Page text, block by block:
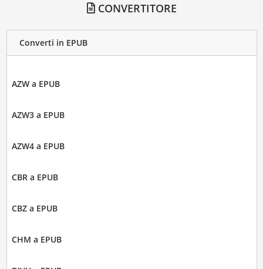
CONVERTITORE
Converti in EPUB
AZW a EPUB
AZW3 a EPUB
AZW4 a EPUB
CBR a EPUB
CBZ a EPUB
CHM a EPUB